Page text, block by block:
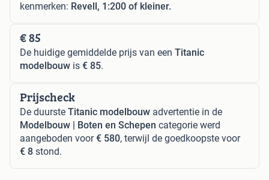
kenmerken: Revell, 1:200 of kleiner.
€ 85
De huidige gemiddelde prijs van een Titanic
modelbouw is € 85.
Prijscheck
De duurste Titanic modelbouw advertentie in de
Modelbouw | Boten en Schepen categorie werd
aangeboden voor€ 580, terwijl de goedkoopste voor
€ 8 stond.